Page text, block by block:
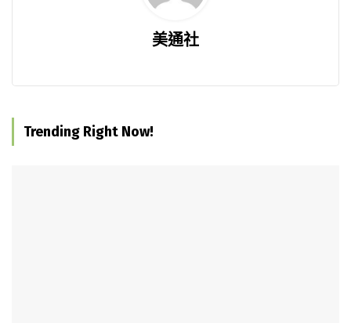
美通社
Trending Right Now!